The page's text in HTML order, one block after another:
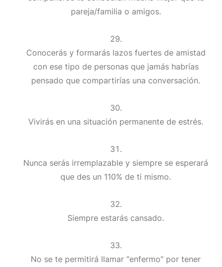
pareja/familia o amigos.
Conocerás y formarás lazos fuertes de amistad
con ese tipo de personas que jamás habrías
pensado que compartirías una conversación.
Vivirás en una situación permanente de estrés.
Nunca serás irremplazable y siempre se esperará
que des un 110% de ti mismo.
Siempre estarás cansado.
No se te permitirá llamar “enfermo” por tener